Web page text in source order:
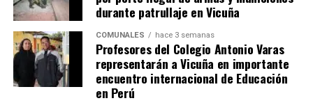
durante patrullaje en Vicuña
COMUNALES hace 3 semanas
Profesores del Colegio Antonio Varas
representarán a Vicuña en importante
encuentro internacional de Educación
en Perú